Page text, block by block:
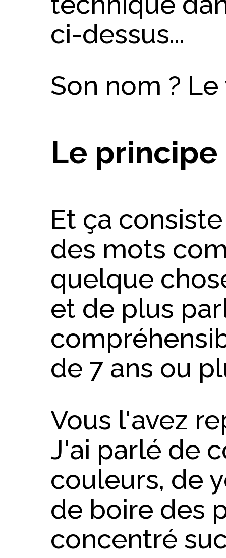
ci-dessus...
Son nom ? Le
Le
Et ça
des mots
quelque
et de plus
de 7 ans ou
Vous l'avez
J'ai parlé de
couleurs, de
de boire des
concentré